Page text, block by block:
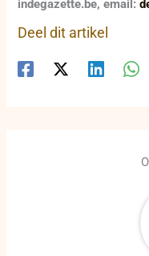
indegazette.be, email:
Deel dit artikel